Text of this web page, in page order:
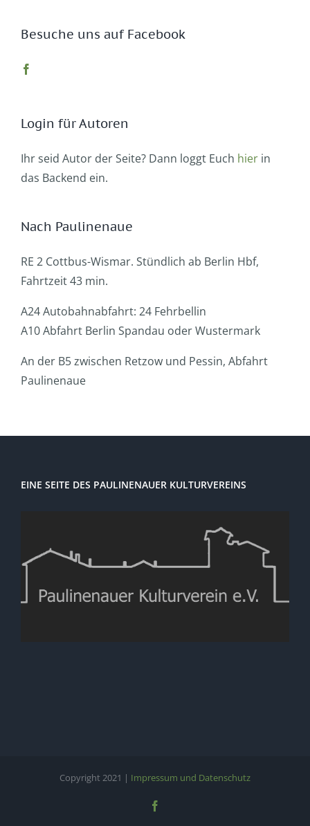
Besuche uns auf Facebook
Login für Autoren
Ihr seid Autor der Seite? Dann loggt Euch hier in
das Backend ein.
Nach Paulinenaue
RE 2 Cottbus-Wismar. Stündlich ab Berlin Hbf,
Fahrtzeit 43 min.
A24 Autobahnabfahrt: 24 Fehrbellin
A10 Abfahrt Berlin Spandau oder Wustermark
An der B5 zwischen Retzow und Pessin, Abfahrt
Paulinenaue
EINE SEITE DES PAULINENAUER KULTURVEREINS
Copyright 2021 | Impressum und Datenschutz